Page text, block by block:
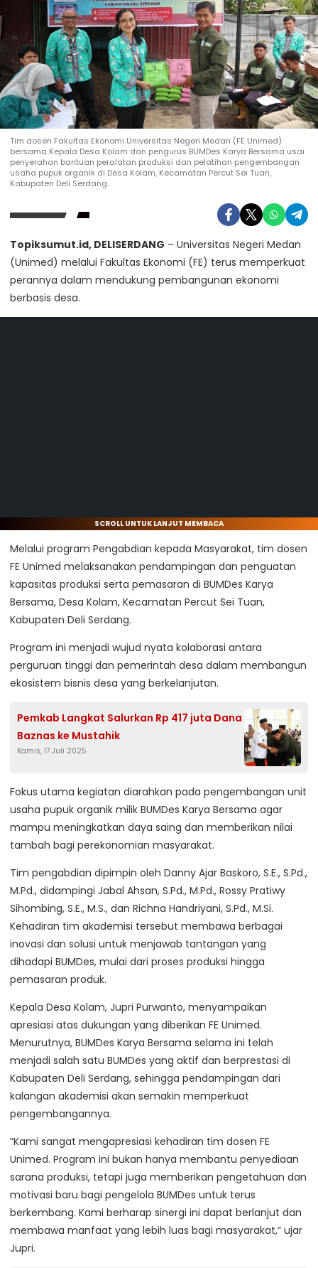
Tim dosen Fakultas Ekonomi Universitas Negeri Medan (FE Unimed)
bersama Kepala Desa Kolam dan pengurus BUMDes Karya Bersama usai
penyerahan bantuan peralatan produksi dan pelatihan pengembangan
usaha pupuk organik di Desa Kolam, Kecamatan Percut Sei Tuan,
Kabupaten Deli Serdang.
Topiksumut.id, DELISERDANG – Universitas Negeri Medan
(Unimed) melalui Fakultas Ekonomi (FE) terus memperkuat
perannya dalam mendukung pembangunan ekonomi
berbasis desa.
SCROLL UNTUK LANJUT MEMBACA
Melalui program Pengabdian kepada Masyarakat, tim dosen
FE Unimed melaksanakan pendampingan dan penguatan
kapasitas produksi serta pemasaran di BUMDes Karya
Bersama, Desa Kolam, Kecamatan Percut Sei Tuan,
Kabupaten Deli Serdang.
Program ini menjadi wujud nyata kolaborasi antara
perguruan tinggi dan pemerintah desa dalam membangun
ekosistem bisnis desa yang berkelanjutan.
Pemkab Langkat Salurkan Rp 417 juta Dana
Baznas ke Mustahik
Kamis, 17 Juli 2025
Fokus utama kegiatan diarahkan pada pengembangan unit
usaha pupuk organik milik BUMDes Karya Bersama agar
mampu meningkatkan daya saing dan memberikan nilai
tambah bagi perekonomian masyarakat.
Tim pengabdian dipimpin oleh Danny Ajar Baskoro, S.E., S.Pd.,
M.Pd., didampingi Jabal Ahsan, S.Pd., M.Pd., Rossy Pratiwy
Sihombing, S.E., M.S., dan Richna Handriyani, S.Pd., M.Si.
Kehadiran tim akademisi tersebut membawa berbagai
inovasi dan solusi untuk menjawab tantangan yang
dihadapi BUMDes, mulai dari proses produksi hingga
pemasaran produk.
Kepala Desa Kolam, Jupri Purwanto, menyampaikan
apresiasi atas dukungan yang diberikan FE Unimed.
Menurutnya, BUMDes Karya Bersama selama ini telah
menjadi salah satu BUMDes yang aktif dan berprestasi di
Kabupaten Deli Serdang, sehingga pendampingan dari
kalangan akademisi akan semakin memperkuat
pengembangannya.
“Kami sangat mengapresiasi kehadiran tim dosen FE
Unimed. Program ini bukan hanya membantu penyediaan
sarana produksi, tetapi juga memberikan pengetahuan dan
motivasi baru bagi pengelola BUMDes untuk terus
berkembang. Kami berharap sinergi ini dapat berlanjut dan
membawa manfaat yang lebih luas bagi masyarakat,” ujar
Jupri.